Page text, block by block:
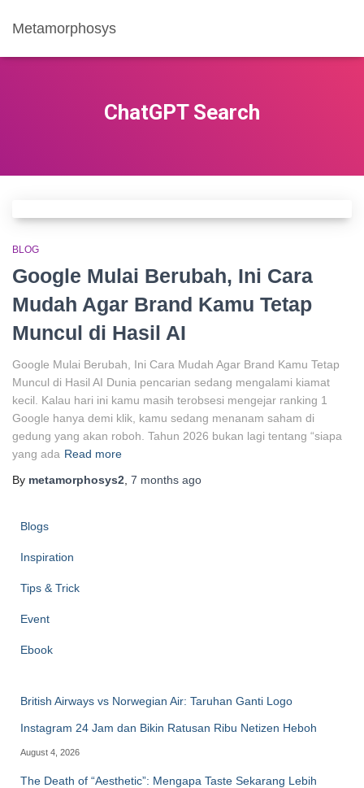
Metamorphosys
ChatGPT Search
BLOG
Google Mulai Berubah, Ini Cara
Mudah Agar Brand Kamu Tetap
Muncul di Hasil AI
Google Mulai Berubah, Ini Cara Mudah Agar Brand Kamu Tetap
Muncul di Hasil AI Dunia pencarian sedang mengalami kiamat
kecil. Kalau hari ini kamu masih terobsesi mengejar ranking 1
Google hanya demi klik, kamu sedang menanam saham di
gedung yang akan roboh. Tahun 2026 bukan lagi tentang “siapa
yang ada Read more
By metamorphosys2 7 months ago
Blogs
Inspiration
Tips & Trick
Event
Ebook
British Airways vs Norwegian Air: Taruhan Ganti Logo
Instagram 24 Jam dan Bikin Ratusan Ribu Netizen Heboh
August 4, 2026
The Death of “Aesthetic”: Mengapa Taste Sekarang Lebih